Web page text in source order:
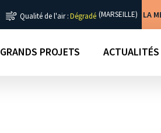
Qualité de l'air :Dégradé (MARSEILLE) LA
GRANDS PROJETS ACTUALITÉS